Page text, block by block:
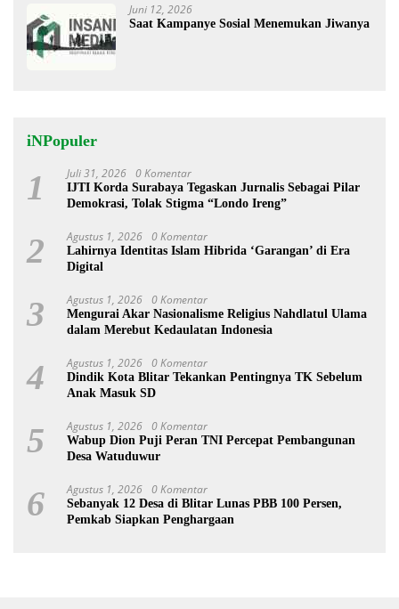
Juni 12, 2026
Saat Kampanye Sosial Menemukan Jiwanya
iNPopuler
1 Juli 31, 2026 0 Komentar
IJTI Korda Surabaya Tegaskan Jurnalis Sebagai Pilar
Demokrasi, Tolak Stigma “Londo Ireng”
2 Agustus 1, 2026 0 Komentar
Lahirnya Identitas Islam Hibrida ‘Garangan’ di Era
Digital
3 Agustus 1, 2026 0 Komentar
Mengurai Akar Nasionalisme Religius Nahdlatul Ulama
dalam Merebut Kedaulatan Indonesia
4 Agustus 1, 2026 0 Komentar
Dindik Kota Blitar Tekankan Pentingnya TK Sebelum
Anak Masuk SD
5 Agustus 1, 2026 0 Komentar
Wabup Dion Puji Peran TNI Percepat Pembangunan
Desa Watuduwur
6 Agustus 1, 2026 0 Komentar
Sebanyak 12 Desa di Blitar Lunas PBB 100 Persen,
Pemkab Siapkan Penghargaan